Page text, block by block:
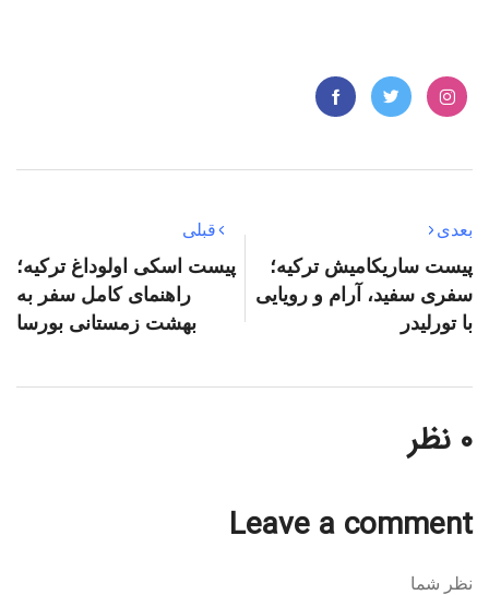
قبلی
پیست اسکی اولوداغ ترکیه؛
راهنمای کامل سفر به
بهشت زمستانی بورسا
بعدی
پیست ساریکامیش ترکیه؛
سفری سفید، آرام و رویایی
با تورلیدر
۰ نظر
Leave a comment
نظر شما